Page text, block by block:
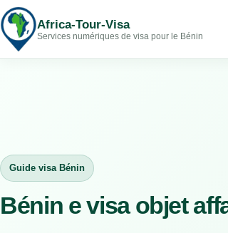
Africa-Tour-Visa
Services numériques de visa pour le Bénin
Guide visa Bénin
Bénin e visa objet